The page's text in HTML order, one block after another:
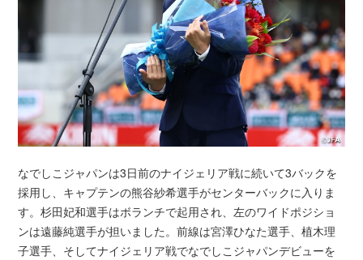
なでしこジャパンは3日前のナイジェリア戦に続いて3バックを
採用し、キャプテンの熊谷紗希選手がセンターバックに入りま
す。杉田妃和選手はボランチで起用され、左のワイドポジショ
ンは遠藤純選手が担いました。前線は宮澤ひなた選手、植木理
子選手、そしてナイジェリア戦でなでしこジャパンデビューを